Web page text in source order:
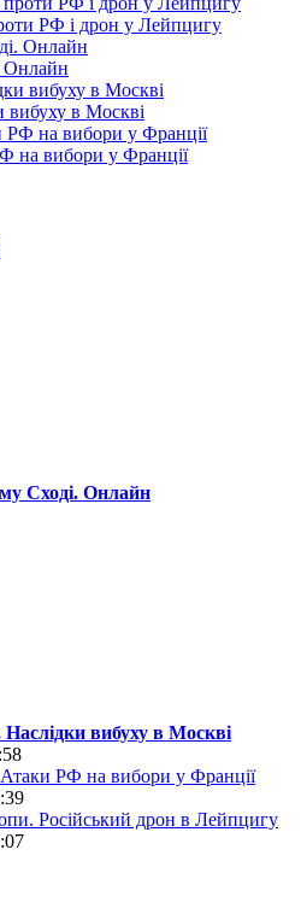
РФ і дрон у Лейпцигу
Онлайн
вибуху в Москві
на вибори у Франції
Сході. Онлайн
Наслідки вибуху в Москві
Атаки РФ на вибори у Франції
Російський дрон в Лейпцигу